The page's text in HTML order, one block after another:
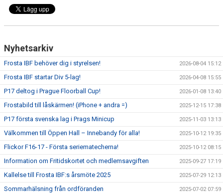
Nyhetsarkiv
Frosta IBF behöver dig i styrelsen! 2026-08-04 15:12
Frosta IBF startar Div 5-lag! 2026-04-08 15:55
P17 deltog i Prague Floorball Cup! 2026-01-08 13:40
Frostabild till låskärmen! (iPhone + andra =) 2025-12-15 17:38
P17 första svenska lag i Prags Minicup 2025-11-03 13:13
Välkommen till Öppen Hall – Innebandy för alla! 2025-10-12 19:35
Flickor F16-17 - Första seriematecherna! 2025-10-12 08:15
Information om Fritidskortet och medlemsavgiften 2025-09-27 17:19
Kallelse till Frosta IBF:s årsmöte 2025 2025-07-29 12:13
Sommarhälsning från ordföranden 2025-07-02 07:59